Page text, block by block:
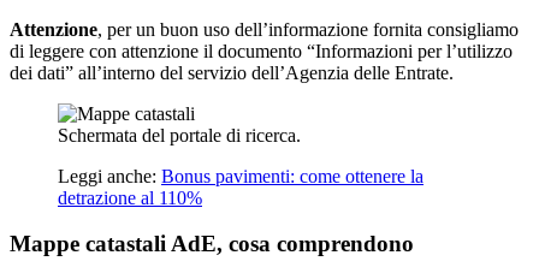
Attenzione, per un buon uso dell’informazione fornita consigliamo
di leggere con attenzione il documento “Informazioni per l’utilizzo
dei dati” all’interno del servizio dell’Agenzia delle Entrate.
Schermata del portale di ricerca.
Leggi anche: Bonus pavimenti: come ottenere la
detrazione al 110%
Mappe catastali AdE, cosa comprendono